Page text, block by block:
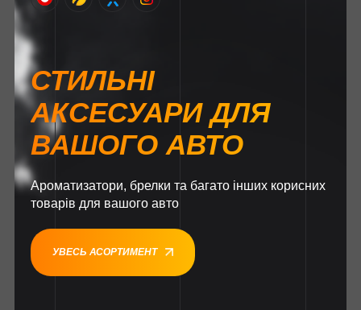
СТИЛЬНІ
АКСЕСУАРИ ДЛЯ
ВАШОГО АВТО
Ароматизатори, брелки та багато інших корисних
товарів для вашого авто
УВЕСЬ АСОРТИМЕНТ